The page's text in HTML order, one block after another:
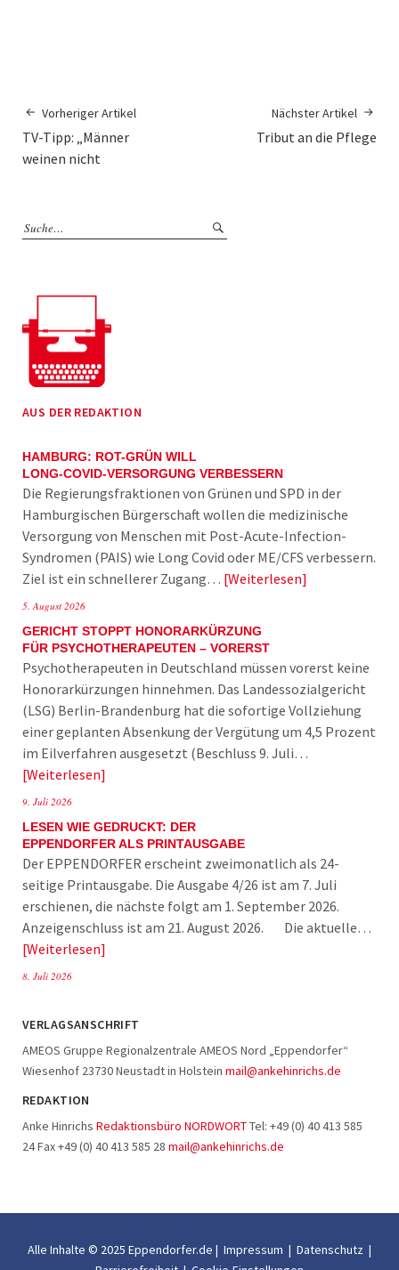
Vorheriger Artikel
TV-Tipp: „Männer
weinen nicht
Nächster Artikel
Tribut an die Pflege
AUS DER REDAKTION
HAMBURG: ROT-GRÜN WILL
LONG-COVID-VERSORGUNG VERBESSERN
Die Regierungsfraktionen von Grünen und SPD in der
Hamburgischen Bürgerschaft wollen die medizinische
Versorgung von Menschen mit Post-Acute-Infection-
Syndromen (PAIS) wie Long Covid oder ME/CFS verbessern.
Ziel ist ein schnellerer Zugang… Weiterlesen
5. August 2026
GERICHT STOPPT HONORARKÜRZUNG
FÜR PSYCHOTHERAPEUTEN – VORERST
Psychotherapeuten in Deutschland müssen vorerst keine
Honorarkürzungen hinnehmen. Das Landessozialgericht
(LSG) Berlin-Brandenburg hat die sofortige Vollziehung
einer geplanten Absenkung der Vergütung um 4,5 Prozent
im Eilverfahren ausgesetzt (Beschluss 9. Juli…
Weiterlesen
9. Juli 2026
LESEN WIE GEDRUCKT: DER
EPPENDORFER ALS PRINTAUSGABE
Der EPPENDORFER erscheint zweimonatlich als 24-
seitige Printausgabe. Die Ausgabe 4/26 ist am 7. Juli
erschienen, die nächste folgt am 1. September 2026.
Anzeigenschluss ist am 21. August 2026. Die aktuelle…
Weiterlesen
8. Juli 2026
VERLAGSANSCHRIFT
AMEOS Gruppe Regionalzentrale AMEOS Nord „Eppendorfer“
Wiesenhof 23730 Neustadt in Holstein mail@ankehinrichs.de
REDAKTION
Anke Hinrichs Redaktionsbüro NORDWORTTel: +49 (0) 40 413 585
24 Fax +49 (0) 40 413 585 28 mail@ankehinrichs.de
Alle Inhalte © 2025 Eppendorfer.de | Impressum | Datenschutz |